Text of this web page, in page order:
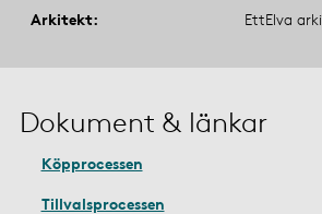
Arkitekt
EttElva
Dokument & länkar
Köpprocessen
Tillvalsprocessen